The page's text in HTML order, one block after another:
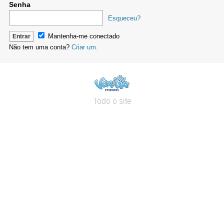
Senha
Esqueceu?
Mantenha-me conectado
Não tem uma conta? Criar um.
Todo o site